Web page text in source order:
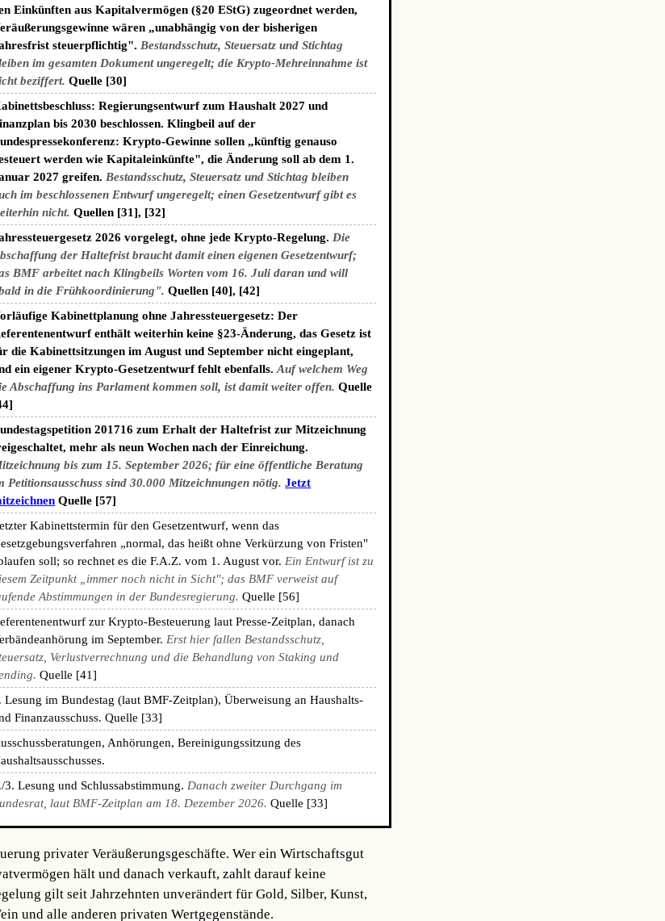
Einkünften aus Kapitalvermögen (§20 EStG) zugeordnet werden,
wären „unabhängig von der bisherigen
steuerpflichtig". Bestandsschutz, Steuersatz und Stichtag
im gesamten Dokument ungeregelt; die Krypto-Mehreinnahme ist
beziffert. Quelle [30]
Regierungsentwurf zum Haushalt 2027 und
bis 2030 beschlossen. Klingbeil auf der
Krypto-Gewinne sollen „künftig genauso
werden wie Kapitaleinkünfte", die Änderung soll ab dem 1.
2027 greifen. Bestandsschutz, Steuersatz und Stichtag bleiben
im beschlossenen Entwurf ungeregelt; einen Gesetzentwurf gibt es
nicht. Quellen [31], [32]
2026 vorgelegt, ohne jede Krypto-Regelung. Die
der Haltefrist braucht damit einen eigenen Gesetzentwurf;
BMF arbeitet nach Klingbeils Worten vom 16. Juli daran und will
in die Frühkoordinierung". Quellen [40], [42]
Kabinettplanung ohne Jahressteuergesetz: Der
enthält weiterhin keine §23-Änderung, das Gesetz ist
die Kabinettsitzungen im August und September nicht eingeplant,
ein eigener Krypto-Gesetzentwurf fehlt ebenfalls.Auf welchem Weg
Abschaffung ins Parlament kommen soll, ist damit weiter offen. Quelle
201716 zum Erhalt der Haltefrist zur Mitzeichnung
mehr als neun Wochen nach der Einreichung.
bis zum 15. September 2026; für eine öffentliche Beratung
Petitionsausschuss sind 30.000 Mitzeichnungen nötig. Jetzt
Quelle [57]
Kabinettstermin für den Gesetzentwurf, wenn das
„normal, das heißt ohne Verkürzung von Fristen"
soll; so rechnet es die F.A.Z. vom 1. August vor. Ein Entwurf ist zu
Zeitpunkt „immer noch nicht in Sicht"; das BMF verweist auf
Abstimmungen in der Bundesregierung. Quelle [56]
zur Krypto-Besteuerung laut Presse-Zeitplan, danach
im September. Erst hier fallen Bestandsschutz,
Verlustverrechnung und die Behandlung von Staking und
Quelle [41]
Lesung im Bundestag (laut BMF-Zeitplan), Überweisung an Haushalts-
Finanzausschuss.Quelle [33]
Anhörungen, Bereinigungssitzung des
3. Lesung und Schlussabstimmung. Danach zweiter Durchgang im
laut BMF-Zeitplan am 18. Dezember 2026. Quelle [33]
privater Veräußerungsgeschäfte. Wer ein Wirtschaftsgut
hält und danach verkauft, zahlt darauf keine
gilt seit Jahrzehnten unverändert für Gold, Silber, Kunst,
und alle anderen privaten Wertgegenstände.